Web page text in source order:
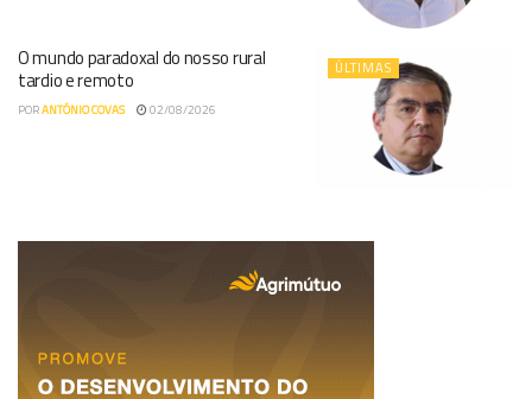
ÚLTIMAS
O mundo paradoxal do nosso rural
tardio e remoto
PORANTÓNIO COVAS 02/08/2026